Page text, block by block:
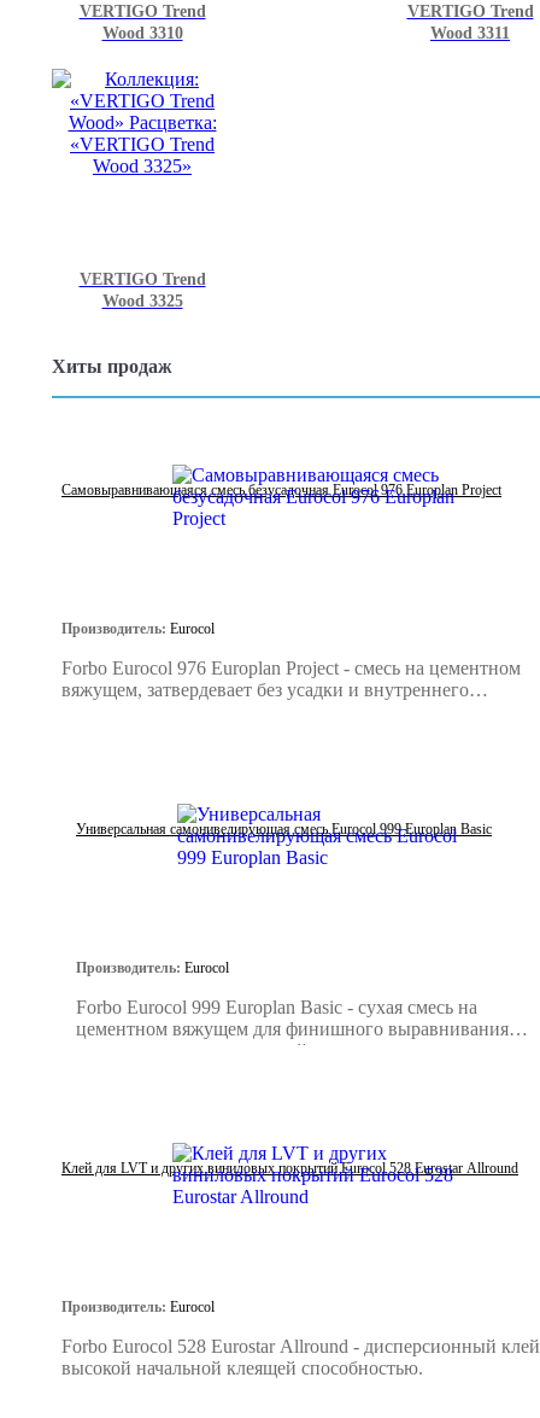
VERTIGO Trend
Wood 3310
VERTIGO Trend
Wood 3311
VERTIGO Trend
Wood 3325
Хиты продаж
Самовыравнивающаяся смесь безусадочная Eurocol 976 Europlan Project
Производитель: Eurocol
Forbo Eurocol 976 Europlan Project - смесь на цементном
вяжущем, затвердевает без усадки и внутреннего
Универсальная самонивелирующая смесь Eurocol 999 Europlan Basic
Производитель: Eurocol
Forbo Eurocol 999 Europlan Basic - сухая смесь на
цементном вяжущем для финишного выравнивания
минеральных поверхностей.
Клей для LVT и других виниловых покрытий Eurocol 528 Eurostar Allround
Производитель: Eurocol
Forbo Eurocol 528 Eurostar Allround - дисперсионный
высокой начальной клеящей способностью.